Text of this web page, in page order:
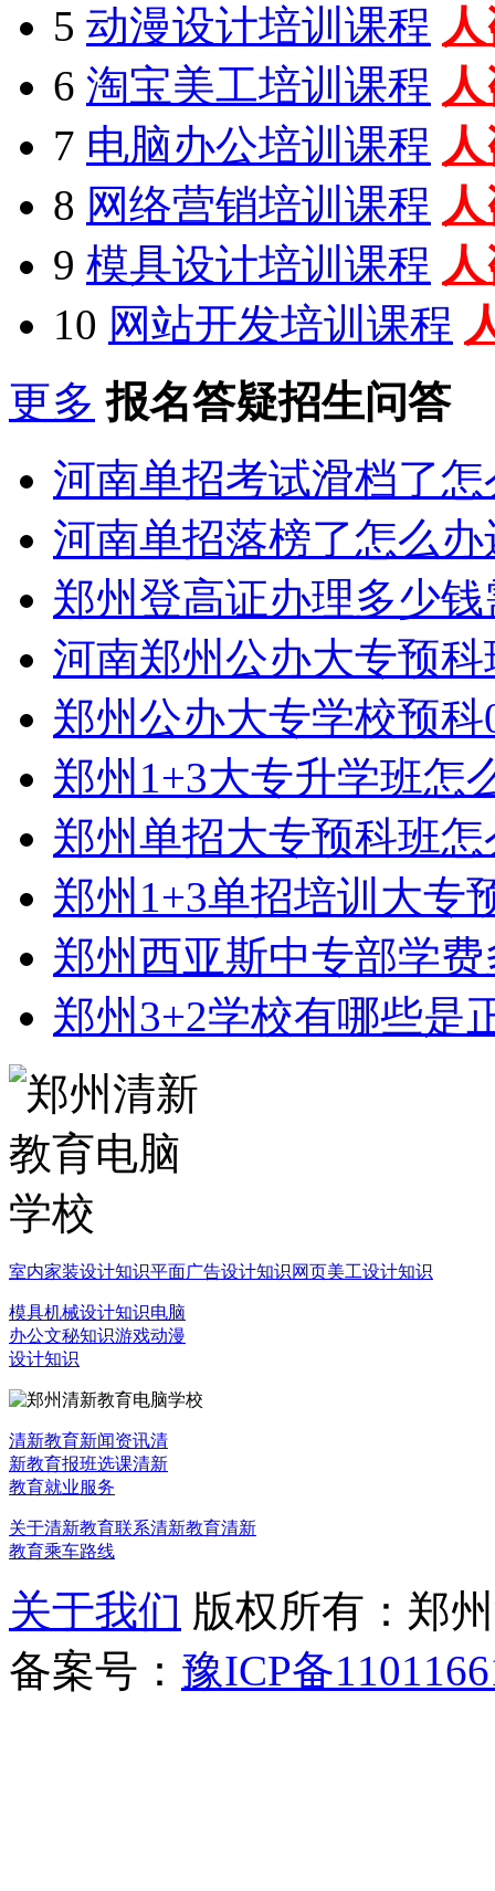
5 动漫设计培训课程
6 淘宝美工培训课程
7 电脑办公培训课程
8 网络营销培训课程
9 模具设计培训课程
10 网站开发培训课程
更多 报名答疑招生问答
河南单招考试滑档了
河南单招落榜了怎么
郑州登高证办理多少
河南郑州公办大专预
郑州公办大专学校预
郑州1+3大专升学班怎
郑州单招大专预科班
郑州1+3单招培训大专
郑州西亚斯中专部学
郑州3+2学校有哪些是
室内家装设计知识平面广告设计知识网页美工设计知识
模具机械设计知识电脑
办公文秘知识游戏动漫
设计知识
清新教育新闻资讯清
新教育报班选课清新
教育就业服务
关于清新教育联系清新教育清新
教育乘车路线
关于我们 版权所有：郑
备案号： 豫ICP备